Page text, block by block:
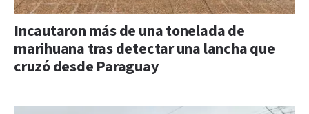
Incautaron más de una tonelada de
marihuana tras detectar una lancha que
cruzó desde Paraguay